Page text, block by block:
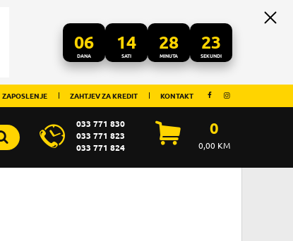
06
DANA
14
SATI
28
MINUTA
22
SEKUNDI
ZAPOSLENJE ZAHTJEV ZA KREDIT KONTAKT
033 771 830
033 771 823
033 771 824
0
0,00KM